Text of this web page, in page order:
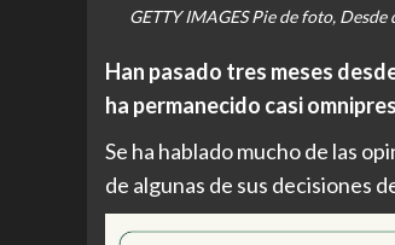
GETTY IMAGES Pie de foto,
Han pasado tres meses
ha permanecido casi
Se ha hablado mucho de las
de algunas de sus decisiones